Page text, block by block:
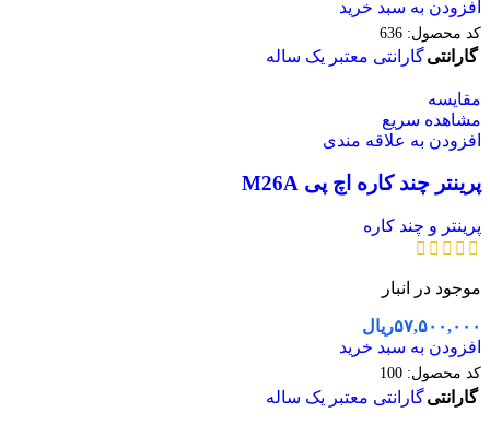
افزودن به سبد خرید
کد محصول: 636
گارانتیگارانتی معتبر یک ساله
مقایسه
مشاهده سریع
افزودن به علاقه مندی
پرینتر چند کاره اچ پی M26A
پرینتر و چند کاره
موجود در انبار
۵۷,۵۰۰,۰۰۰ریال
افزودن به سبد خرید
کد محصول: 100
گارانتیگارانتی معتبر یک ساله